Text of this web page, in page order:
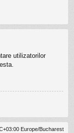
utilizatorilor
Europe/Bucharest